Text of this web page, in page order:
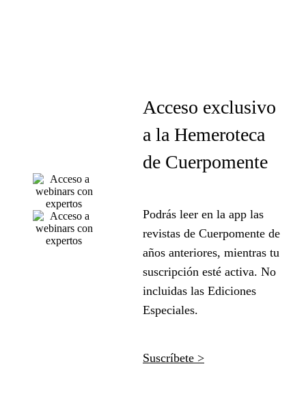
Acceso exclusivo
a la Hemeroteca
de Cuerpomente
Podrás leer en la app las
revistas de Cuerpomente de
años anteriores, mientras tu
suscripción esté activa. No
incluidas las Ediciones
Especiales.
Suscríbete >